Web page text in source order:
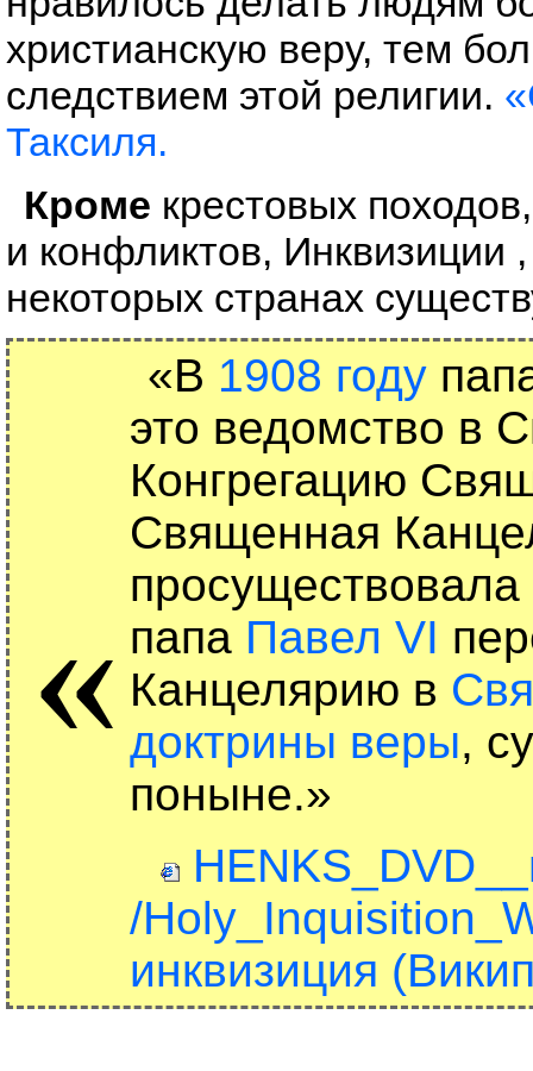
христианскую веру, тем
следствием этой религии.
Таксиля.
Кроме крестовых
и конфликтов, Инквизиции
некоторых странах
«
«В 1908 году
это ведомство в
Конгрегацию
Священная
папа Павел VI
Канцелярию в
доктрины веры,
поныне.»
/
инквизиция